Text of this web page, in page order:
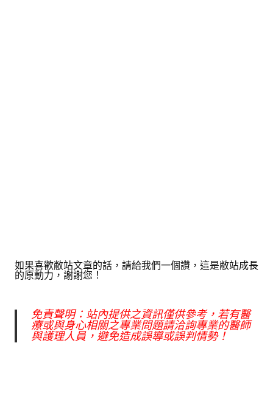
如果喜歡敝站文章的話，請給我們一個讚，這是敝站成長
的原動力，謝謝您！
免責聲明：站內提供之資訊僅供參考，若有醫
療或與身心相關之專業問題請洽詢專業的醫師
與護理人員，避免造成誤導或誤判情勢！